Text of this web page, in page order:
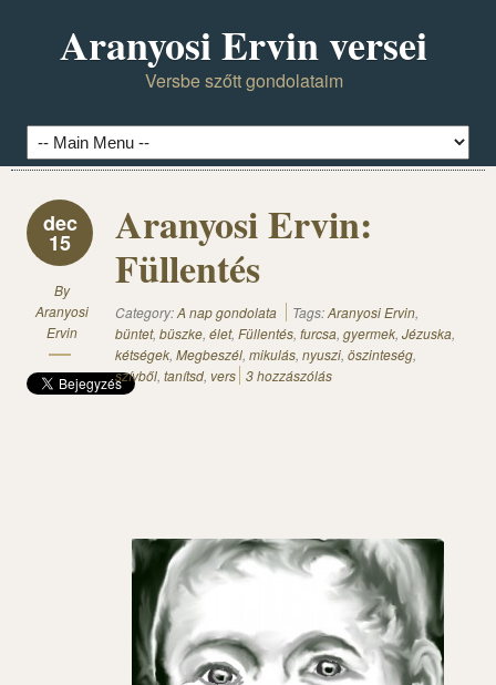
Aranyosi Ervin versei
Versbe szőtt gondolataim
dec
15
By
Aranyosi
Ervin
Aranyosi Ervin:
Füllentés
Category:A nap gondolata Tags:Aranyosi Ervin,
büntet, büszke, élet, Füllentés, furcsa, gyermek, Jézuska,
kétségek, Megbeszél, mikulás, nyuszi, öszinteség,
szívből, tanítsd, vers 3 hozzászólás